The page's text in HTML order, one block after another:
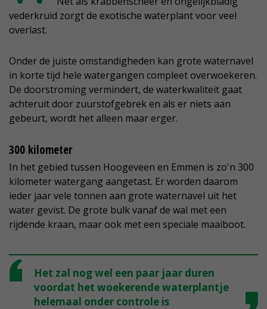
vederkruid zorgt de exotische waterplant voor veel
overlast.
Onder de juiste omstandigheden kan grote waternavel
in korte tijd hele watergangen compleet overwoekeren.
De doorstroming vermindert, de waterkwaliteit gaat
achteruit door zuurstofgebrek en als er niets aan
gebeurt, wordt het alleen maar erger.
300 kilometer
In het gebied tussen Hoogeveen en Emmen is zo'n 300
kilometer watergang aangetast. Er worden daarom
ieder jaar vele tonnen aan grote waternavel uit het
water gevist. De grote bulk vanaf de wal met een
rijdende kraan, maar ook met een speciale maaiboot.
Het zal nog wel een paar jaar duren
voordat het woekerende waterplantje
helemaal onder controle is